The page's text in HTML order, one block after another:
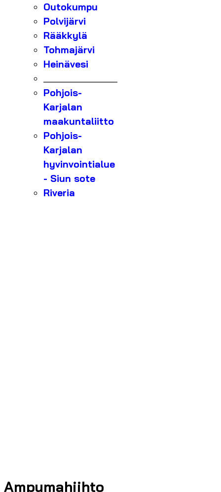
Outokumpu
Polvijärvi
Rääkkylä
Tohmajärvi
Heinävesi
Pohjois-
Karjalan
maakuntaliitto
Pohjois-
Karjalan
hyvinvointialue
- Siun sote
Riveria
Ampumahiihto